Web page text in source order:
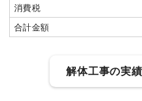
諸経費
値引き
消費税
合計金額
解体工事の実